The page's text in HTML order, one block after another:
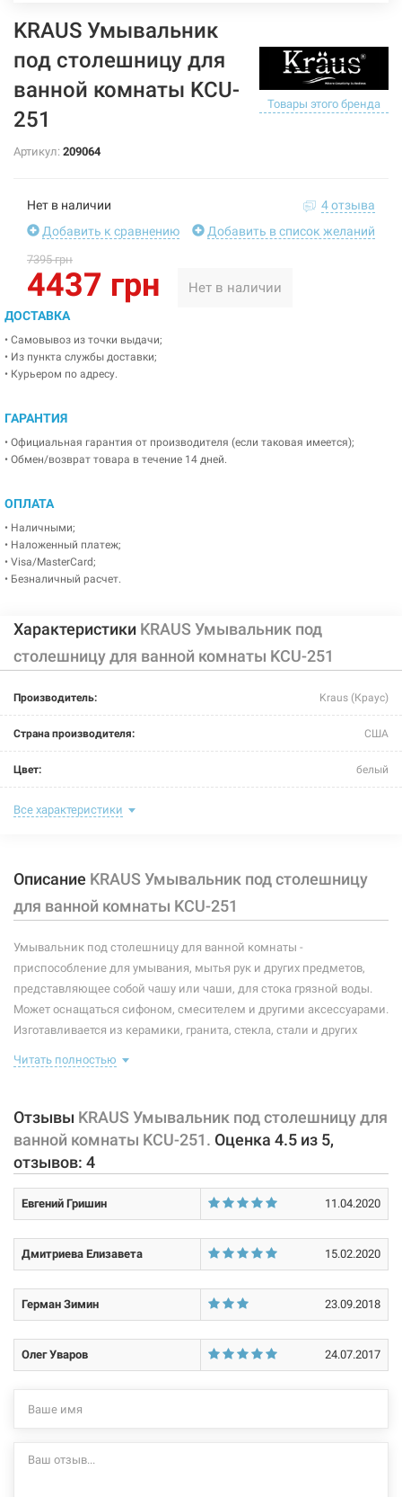
KRAUS Умывальник
под столешницу для
ванной комнаты KCU-
251
Товары этого бренда
Артикул: 209064
Нет в наличии
4 отзыва
Добавить к сравнению
Добавить в список желаний
7395 грн
4437 грн Нет в наличии
ДОСТАВКА
• Самовывоз из точки выдачи;
• Из пункта службы доставки;
• Курьером по адресу.
ГАРАНТИЯ
• Официальная гарантия от производителя (если таковая имеется);
• Обмен/возврат товара в течение 14 дней.
ОПЛАТА
• Наличными;
• Наложенный платеж;
• Visa/MasterCard;
• Безналичный расчет.
Характеристики KRAUS Умывальник под
столешницу для ванной комнаты KCU-251
Производитель: Kraus (Краус)
Страна производителя: США
Цвет: белый
Тип монтажа:
Размер (ДxШxВ): 591x413x206 мм
Форма:
Материал:
Все характеристики
Описание KRAUS Умывальник под столешницу
для ванной комнаты KCU-251
Умывальник под столешницу для ванной комнаты -
приспособление для умывания, мытья рук и других предметов,
представляющее собой чашу или чаши, для стока грязной воды.
Может оснащаться сифоном, смесителем и другими аксессуарами.
Изготавливается из керамики, гранита, стекла, стали и других
модели: латунный донный клапан, который может окрашиваться в
Характеристики и конфигурация изделия, а также комплектация
товара могут изменяться производителем без уведомления. За
внесенные производителем изменения, магазин ответственности
не несет.
Читать полностью
Отзывы KRAUS Умывальник под столешницу для
ванной комнаты KCU-251. Оценка 4.5 из 5,
отзывов: 4
Евгений Гришин 11.04.2020
Дмитриева Елизавета 15.02.2020
Герман Зимин 23.09.2018
Олег Уваров 24.07.2017